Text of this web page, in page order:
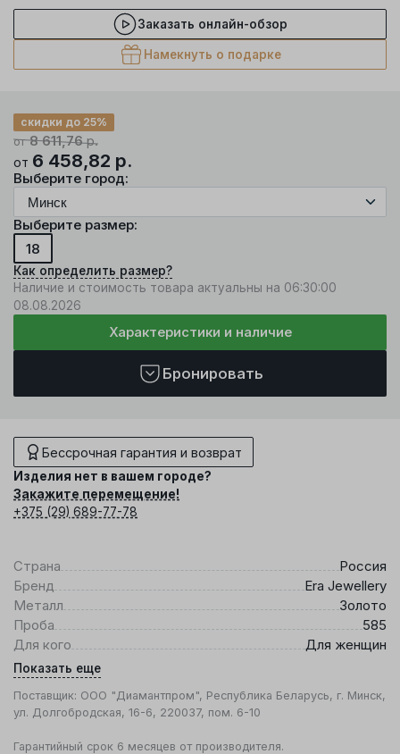
Заказать онлайн-обзор
Намекнуть о подарке
от8 611,76р.
скидки до 25%
от 6 458,82 р.
Выберите город:
Выберите размер:
18
Как определить размер?
Наличие и стоимость товара актуальны на 06:30:00
08.08.2026
Характеристики и наличие
Бронировать
Бессрочная гарантия и возврат
Изделия нет в вашем городе?
Закажите перемещение!
+375 (29) 689-77-78
Страна
Россия
Бренд
Era Jewellery
Металл
Золото
Проба
585
Для кого
Для женщин
Показать еще
Поставщик: ООО "Диамантпром", Республика Беларусь, г. Минск,
ул. Долгобродская, 16-6, 220037, пом. 6-10
Гарантийный срок 6 месяцев от производителя.